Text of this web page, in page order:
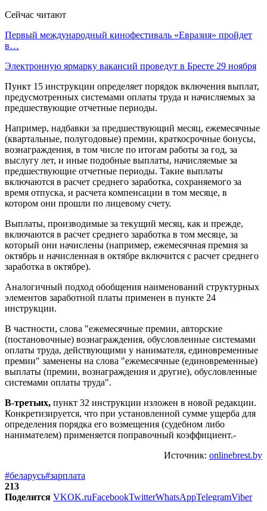
Сейчас читают
Первый международный кинофестиваль «Евразия» пройдет
в…
Электронную ярмарку вакансий проведут в Бресте 29 ноября
Пункт 15 инструкции определяет порядок включения выплат,
предусмотренных системами оплаты труда и начисляемых за
предшествующие отчетные периоды.
Например, надбавки за предшествующий месяц, ежемесячные
(квартальные, полугодовые) премии, краткосрочные бонусы,
вознаграждения, в том числе по итогам работы за год, за
выслугу лет, и иные подобные выплаты, начисляемые за
предшествующие отчетные периоды. Такие выплаты
включаются в расчет среднего заработка, сохраняемого за
время отпуска, и расчета компенсации в том месяце, в
котором они прошли по лицевому счету.
Выплаты, производимые за текущий месяц, как и прежде,
включаются в расчет среднего заработка в том месяце, за
который они начислены (например, ежемесячная премия за
октябрь и начисленная в октябре включится с расчет среднего
заработка в октябре).
Аналогичный подход обобщения наименований структурных
элементов заработной платы применен в пункте 24
инструкции.
В частности, слова "ежемесячные премии, авторские
(постановочные) вознаграждения, обусловленные системами
оплаты труда, действующими у нанимателя, единовременные
премии" заменены на слова "ежемесячные (единовременные)
выплаты (премии, вознаграждения и другие), обусловленные
системами оплаты труда".
В-третьих, пункт 32 инструкции изложен в новой редакции.
Конкретизируется, что при установленной сумме ущерба для
определения порядка его возмещения (судебном либо
нанимателем) применяется поправочный коэффициент.-
Источник: onlinebrest.by
#беларусь#зарплата
213
Поделится VKOK.ruFacebookTwitterWhatsAppTelegramViber